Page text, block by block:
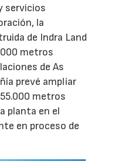
servicios
la
de Indra Land
metros
de As
prevé ampliar
metros
planta en el
en proceso de